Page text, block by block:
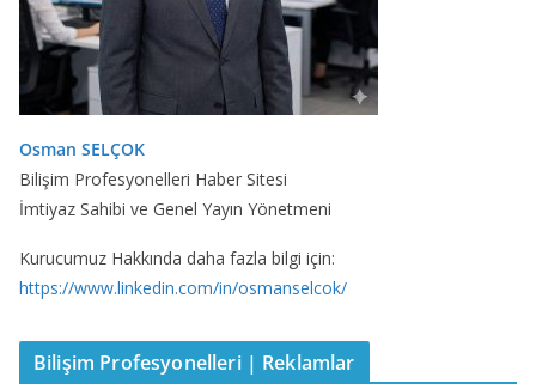
Osman SELÇOK
Bilişim Profesyonelleri Haber Sitesi
İmtiyaz Sahibi ve Genel Yayın Yönetmeni
Kurucumuz Hakkında daha fazla bilgi için:
https://www.linkedin.com/in/osmanselcok/
Bilişim Profesyonelleri | Reklamlar